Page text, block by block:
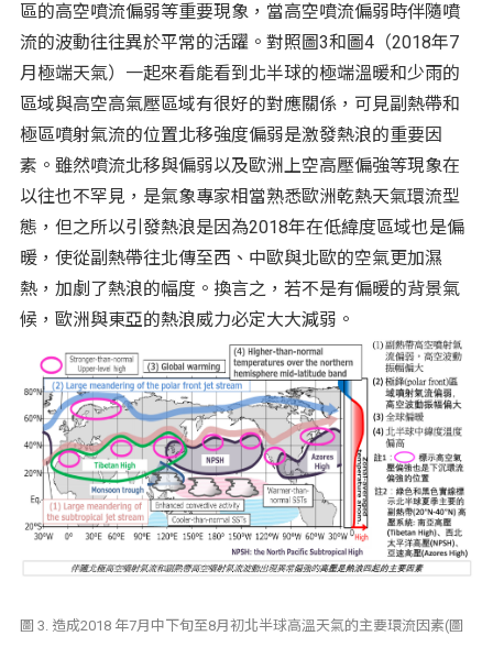
區的高空噴流偏弱等重要現象，當高空噴流偏弱時伴隨噴
流的波動往往異於平常的活躍。對照圖3和圖4（2018年7
月極端天氣）一起來看能看到北半球的極端溫暖和少雨的
區域與高空高氣壓區域有很好的對應關係，可見副熱帶和
極區噴射氣流的位置北移強度偏弱是激發熱浪的重要因
素。雖然噴流北移與偏弱以及歐洲上空高壓偏強等現象在
以往也不罕見，是氣象專家相當熟悉歐洲乾熱天氣環流型
態，但之所以引發熱浪是因為2018年在低緯度區域也是偏
暖，使從副熱帶往北傳至西、中歐與北歐的空氣更加濕
熱，加劇了熱浪的幅度。換言之，若不是有偏暖的背景氣
候，歐洲與東亞的熱浪威力必定大大減弱。
圖 3. 造成2018 年7月中下旬至8月初北半球高溫天氣的主要環流因素(圖